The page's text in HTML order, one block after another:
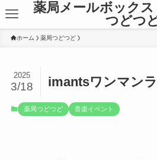
薬局メールボックス
つどつ
ホーム 薬局つどつど
imantsワンマン
2025
3/18
薬局つどつど 音楽イベント